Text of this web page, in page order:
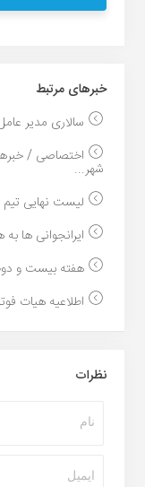
خبر‌های مرتبط
سالاری مدیر
اختصاصی /
شهر...
لیست نهایی
ایرانجوانی ها
هفته بیست و
اطلاعیه هیات
نظرات